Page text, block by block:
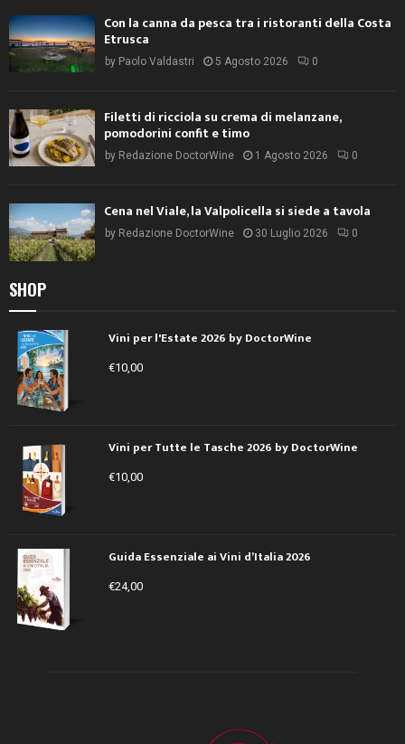
Con la canna da pesca tra i ristoranti della Costa
Etrusca
by Paolo Valdastri 5 Agosto 2026 0
Filetti di ricciola su crema di melanzane,
pomodorini confit e timo
by Redazione DoctorWine 1 Agosto 2026 0
Cena nel Viale, la Valpolicella si siede a tavola
by Redazione DoctorWine 30 Luglio 2026 0
SHOP
Vini per l'Estate 2026 by DoctorWine
€10,00
Vini per Tutte le Tasche 2026 by DoctorWine
€10,00
Guida Essenziale ai Vini d’Italia 2026
€24,00